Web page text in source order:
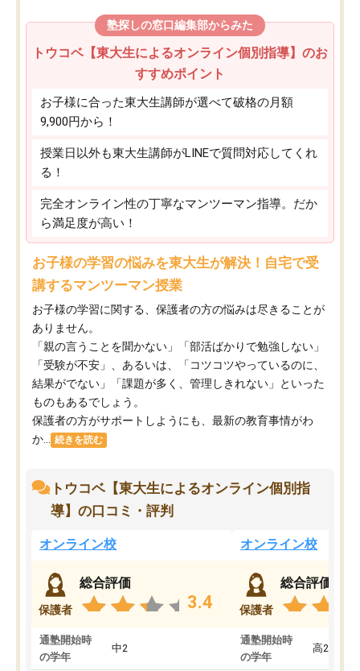
塾探しの窓口編集部からみた
トウコベ【東大生によるオンライン個別指導】のお
すすめポイント
お子様に合った東大生講師が選べて破格の月額
9,900円から！
授業日以外も東大生講師がLINEで質問対応してくれ
る！
完全オンライン性の丁寧なマンツーマン指導。だか
ら満足度が高い！
お子様の学習の悩みを東大生が解決！自宅で受
講するマンツーマン授業
お子様の学習に関する、保護者の方の悩みは尽きることが
ありません。
「親の言うことを聞かない」「部活ばかりで勉強しない」
「受験が不安」、あるいは、「コツコツやっているのに、
結果がでない」「課題が多く、管理しきれない」といった
ものもあるでしょう。
保護者の方がサポートしようにも、最新の教育事情がわ
か...
続きを読む
トウコベ【東大生によるオンライン個別指
導】の口コミ・評判
オンライン校
保護者
総合評価
3.4
通塾開始時
の学年
中2
オンライン校
保護者
総合評価
通塾開始時
の学年
高2